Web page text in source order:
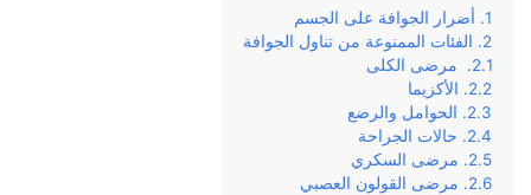
أضرار الجوافة على الجسم
الفئات الممنوعة من تناول الجوافة
مرضى الكلى
الأكزيما
الحوامل والرضع
حالات الجراحة
مرضى السكري
مرضى القولون العصبي